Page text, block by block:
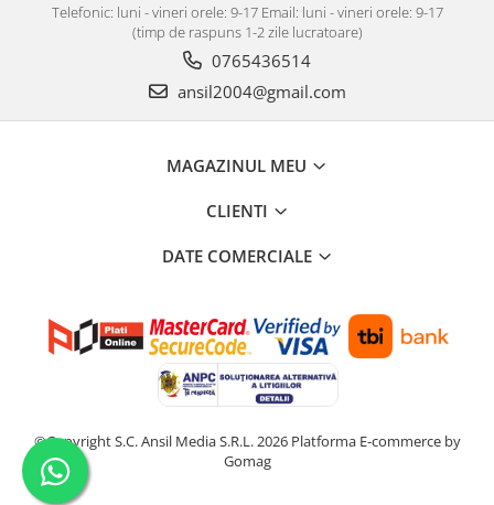
Covorase si tavite
Covorase auto Alfa Romeo
Covorase auto Chevrolet
Covorase auto Hyundai
Covorase auto Isuzu
Covorase auto Iveco
Covorase auto Kia
Covorase auto Land Rover
Telefonic: luni - vineri orele: 9-17 Email: luni - vineri orele: 9-17
(timp de raspuns 1-2 zile lucratoare)
0765436514
ansil2004@gmail.com
MAGAZINUL MEU
CLIENTI
DATE COMERCIALE
©Copyright S.C. Ansil Media S.R.L. 2026 Platforma E-commerce by
Gomag